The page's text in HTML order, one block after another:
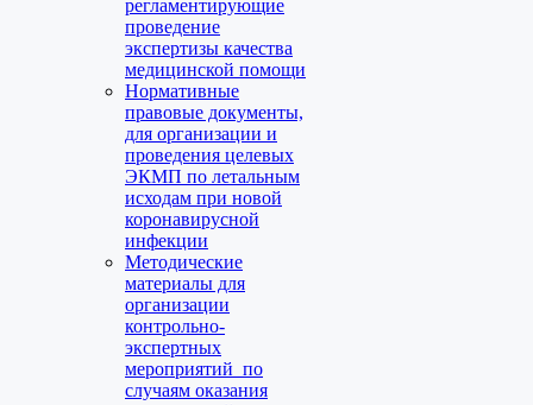
регламентирующие
проведение
экспертизы качества
медицинской помощи
Нормативные
правовые документы,
для организации и
проведения целевых
ЭКМП по летальным
исходам при новой
коронавирусной
инфекции
Методические
материалы для
организации
контрольно-
экспертных
мероприятий по
случаям оказания